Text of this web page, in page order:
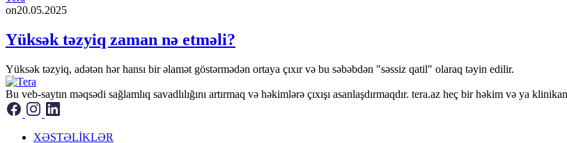
on20.05.2025
Yüksək təzyiq zaman nə etməli?
Yüksək təzyiq, adətən hər hansı bir əlamət göstərmədən ortaya çıxır və bu səbəbdən "səssiz qatil" olaraq təyin edilir.
Bu veb-saytın məqsədi sağlamlıq savadlılığını artırmaq və həkimlərə çıxışı asanlaşdırmaqdır. tera.az heç bir həkim və ya
XƏSTƏLİKLƏR